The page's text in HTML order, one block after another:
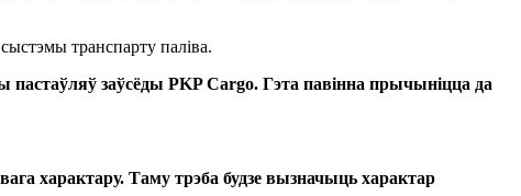
транспарту паліва.
заўсёды PKP Cargo. Гэта павінна прычыніцца да
характару. Таму трэба будзе вызначыць характар